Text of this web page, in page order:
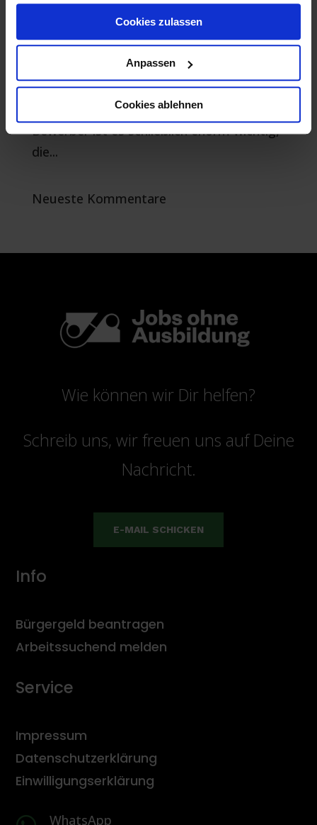
gesammelt haben.
Cookies zulassen
Anpassen
Cookies ablehnen
Ausbildung und möchtest Dich für deine
Bewerbung bestmöglich vorbereiten?
Dann haben wir fünf hilfreiche Tipps, wie
du deine Chancen auf eine attraktive
Arbeitsstelle erhöhen kannst. Für
Bewerber ist es schließlich enorm wichtig,
die...
Neueste Kommentare
Wie können wir Dir helfen?
Schreib uns, wir freuen uns auf Deine
Nachricht.
E-MAIL SCHICKEN
Info
Bürgergeld beantragen
Arbeitssuchend melden
Service
Impressum
Datenschutzerklärung
Einwilligungserklärung
WhatsApp